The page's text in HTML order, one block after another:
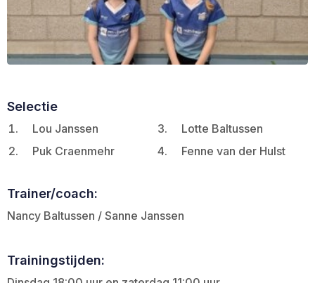
Selectie
Lou Janssen
Puk Craenmehr
Lotte Baltussen
Fenne van der Hulst
Trainer/coach:
Nancy Baltussen / Sanne Janssen
Trainingstijden: